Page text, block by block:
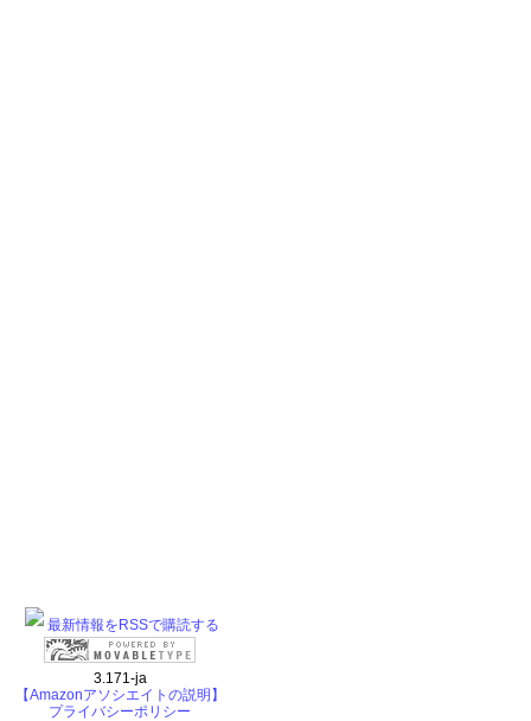
最新情報をRSSで購読する
3.171-ja
【Amazonアソシエイトの説明】
プライバシーポリシー